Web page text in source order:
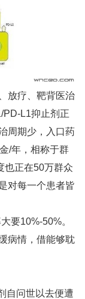
放疗、靶背医治
PD-L1抑止剂正
周期少，入口药
/年，相称于群
也正在50万群众
对每一个患者皆
要10%-50%。
病情，借能够耽
自问世以去便遭